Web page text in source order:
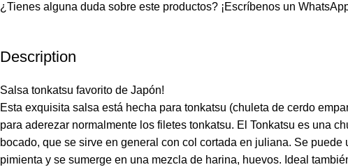
¿Tienes alguna duda sobre este productos? ¡Escríbenos un
Description
Salsa tonkatsu favorito de Japón!
Esta exquisita salsa está hecha para tonkatsu (chuleta de cerdo
para aderezar normalmente los filetes tonkatsu. El Tonkatsu es una
bocado, que se sirve en general con col cortada en juliana. Se
pimienta y se sumerge en una mezcla de harina, huevos. Ideal